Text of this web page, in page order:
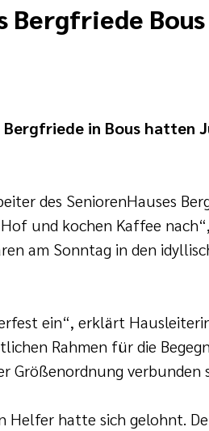
Bergfriede Bous
Bergfriede in Bous
des SeniorenHauses
und kochen Kaffee
am Sonntag in den
ein“, erklärt
Rahmen für die
verbunden
hatte sich gelohnt.